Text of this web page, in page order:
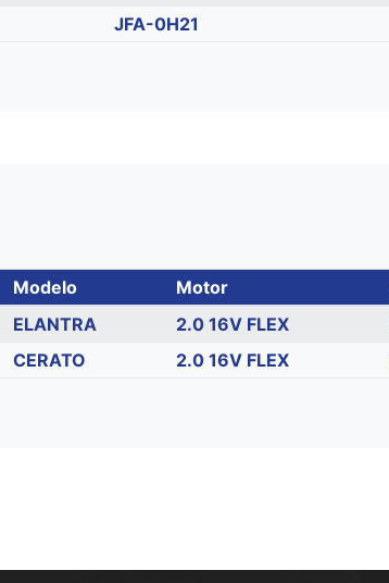
JFA-0H21
Modelo Motor
ELANTRA 2.0 16V FLEX
CERATO 2.0 16V FLEX